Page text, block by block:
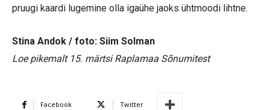
pruugi kaardi lugemine olla igaühe jaoks ühtmoodi lihtne.
Stina Andok / foto: Siim Solman
Loe pikemalt 15. märtsi Raplamaa Sõnumitest
Facebook Twitter